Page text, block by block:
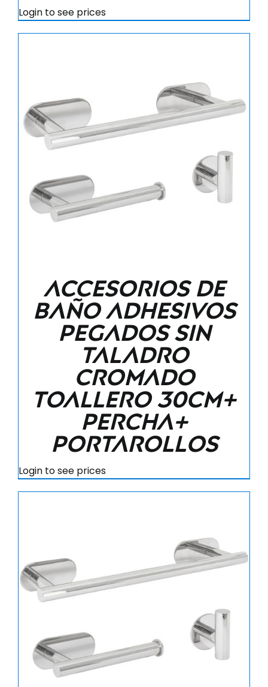
Login to see prices
Accesorios de
baño adhesivos
pegados sin
taladro
cromado
Toallero 30cm+
Percha+
Portarollos
Login to see prices